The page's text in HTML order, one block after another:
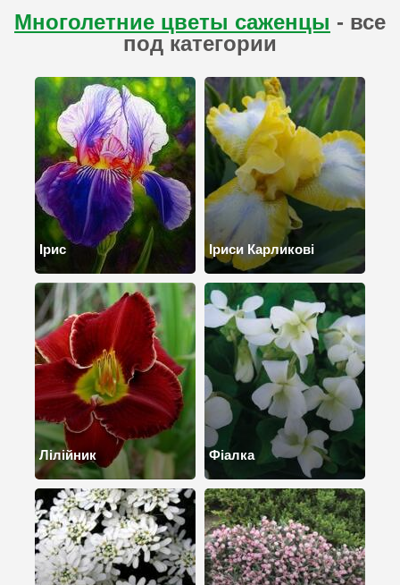
Многолетние цветы саженцы - все
под категории
Ірис Іриси Карликові
Лілійник Фіалка